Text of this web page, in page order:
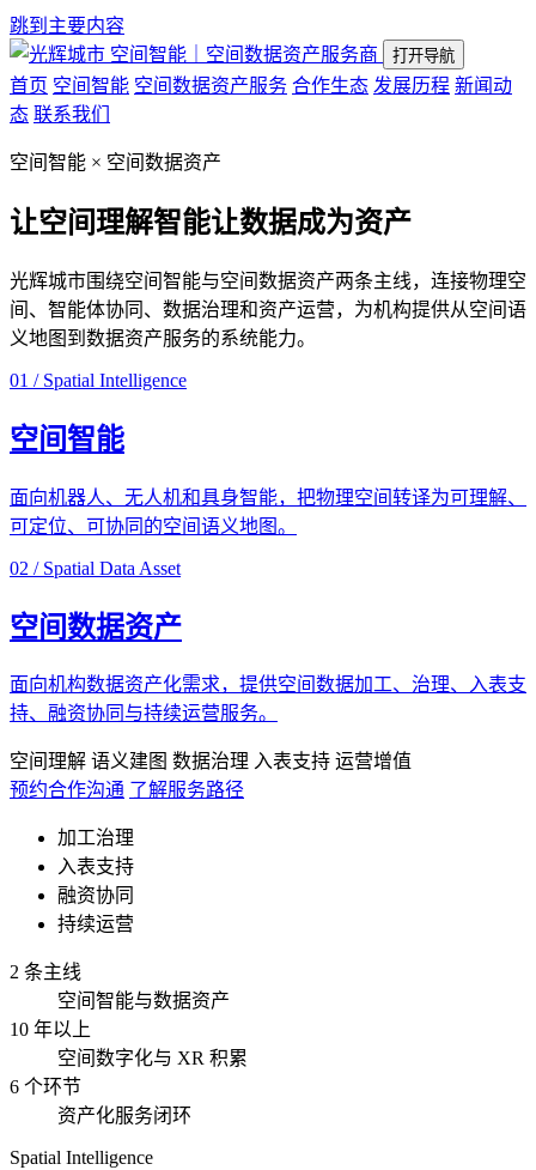
跳到主要内容
空间智能｜空间数据资产服务商
打开导航
首页 空间智能 空间数据资产服务 合作生态 发展历程 新闻动
态 联系我们
空间智能 × 空间数据资产
让空间理解智能让数据成为资产
光辉城市围绕空间智能与空间数据资产两条主线，连接物理空
间、智能体协同、数据治理和资产运营，为机构提供从空间语
义地图到数据资产服务的系统能力。
01 / Spatial Intelligence
空间智能
面向机器人、无人机和具身智能，把物理空间转译为可理解、
可定位、可协同的空间语义地图。
02 / Spatial Data Asset
空间数据资产
面向机构数据资产化需求，提供空间数据加工、治理、入表支
持、融资协同与持续运营服务。
空间理解 语义建图 数据治理 入表支持 运营增值
预约合作沟通 了解服务路径
加工治理
入表支持
融资协同
持续运营
2 条主线
空间智能与数据资产
10 年以上
空间数字化与 XR 积累
6 个环节
资产化服务闭环
Spatial Intelligence